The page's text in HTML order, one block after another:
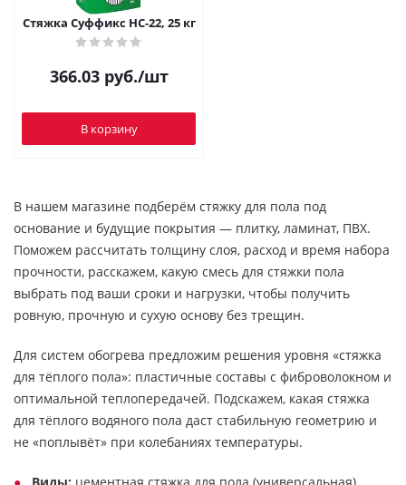
Стяжка Суффикс НС-22, 25 кг
366.03руб./шт
В корзину
В нашем магазине подберём стяжку для пола под
основание и будущие покрытия — плитку, ламинат, ПВХ.
Поможем рассчитать толщину слоя, расход и время набора
прочности, расскажем, какую смесь для стяжки пола
выбрать под ваши сроки и нагрузки, чтобы получить
ровную, прочную и сухую основу без трещин.
Для систем обогрева предложим решения уровня «стяжка
для тёплого пола»: пластичные составы с фиброволокном и
оптимальной теплопередачей. Подскажем, какая стяжка
для тёплого водяного пола даст стабильную геометрию и
не «поплывёт» при колебаниях температуры.